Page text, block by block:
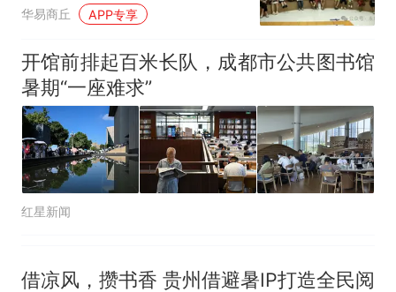
华易商丘 APP专享
开馆前排起百米长队，成都市公共图书馆
暑期“一座难求”
红星新闻
借凉风，攒书香 贵州借避暑IP打造全民阅